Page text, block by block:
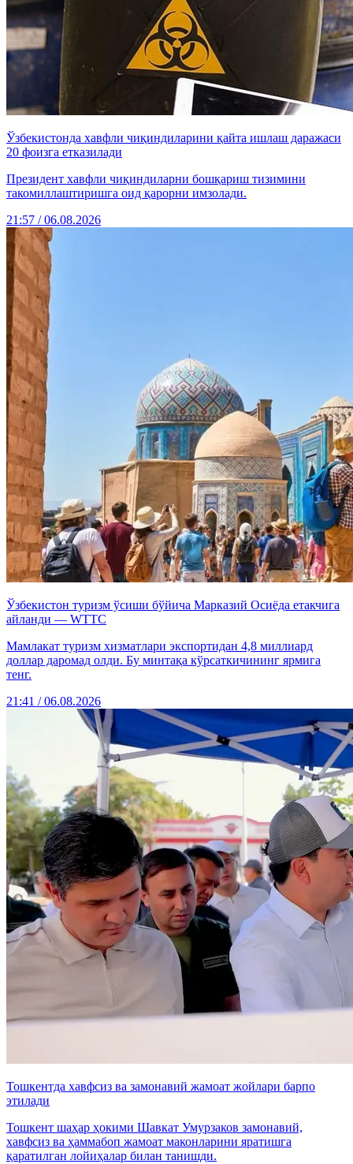
Ўзбекистонда хавфли чиқиндиларини қайта ишлаш даражаси
20 фоизга етказилади
Президент хавфли чиқиндиларни бошқариш тизимини
такомиллаштиришга оид қарорни имзолади.
21:57 / 06.08.2026
Ўзбекистон туризм ўсиши бўйича Марказий Осиёда етакчига
айланди — WTTC
Мамлакат туризм хизматлари экспортидан 4,8 миллиард
доллар даромад олди. Бу минтақа кўрсаткичининг ярмига
тенг.
21:41 / 06.08.2026
Тошкентда хавфсиз ва замонавий жамоат жойлари барпо
этилади
Тошкент шаҳар ҳокими Шавкат Умурзаков замонавий,
хавфсиз ва ҳаммабоп жамоат маконларини яратишга
қаратилган лойиҳалар билан танишди.